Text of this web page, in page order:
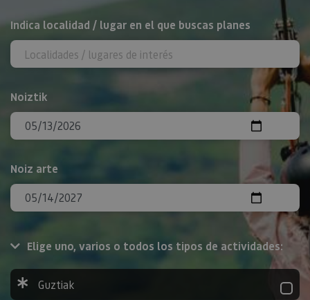
BILATU
Indica localidad / lugar en el que buscas planes
Noiztik
Noiz arte
Elige uno, varios o todos los tipos de actividades:
Guztiak